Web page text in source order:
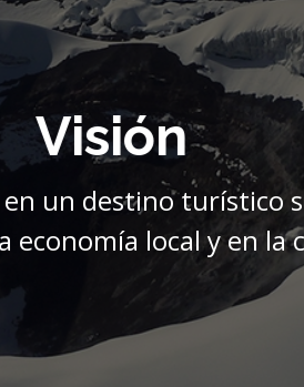
Visión
un destino turístico
local y en la